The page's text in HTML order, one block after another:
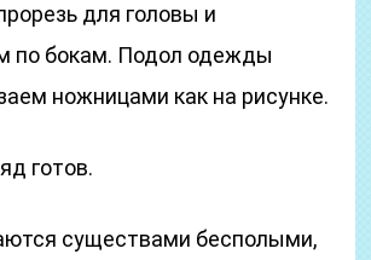
для головы и
по бокам. Подол одежды
ножницами как на рисунке.
готов.
существами бесполыми,